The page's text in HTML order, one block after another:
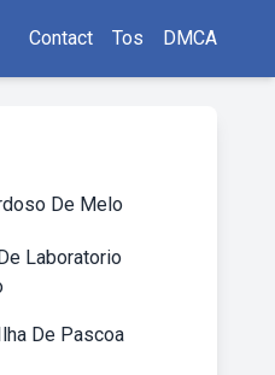
Contact Tos DMCA
De Melo
Laboratorio
De Pascoa